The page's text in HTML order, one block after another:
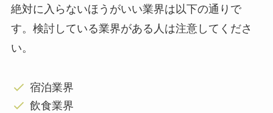
絶対に入らないほうがいい業界は以下の通りで
す。検討している業界がある人は注意してくださ
い。
宿泊業界
飲食業界